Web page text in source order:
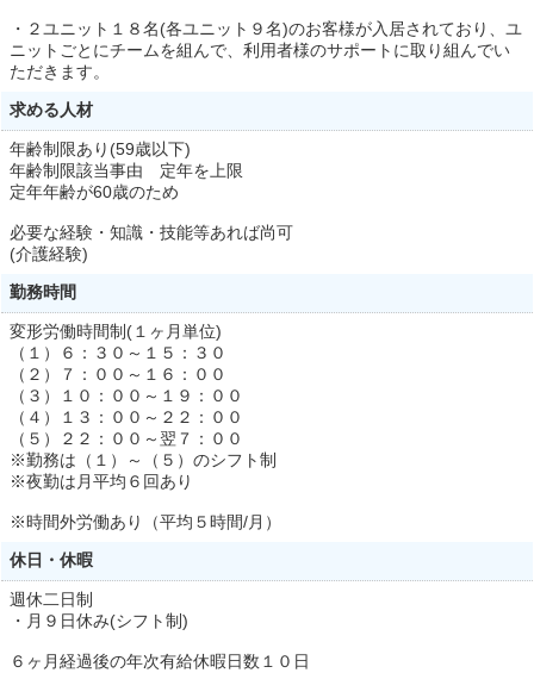
・２ユニット１８名(各ユニット９名)のお客様が入居されており、ユ
ニットごとにチームを組んで、利用者様のサポートに取り組んでい
ただきます。
求める人材
年齢制限あり(59歳以下)
年齢制限該当事由 定年を上限
定年年齢が60歳のため
必要な経験・知識・技能等あれば尚可
(介護経験)
勤務時間
変形労働時間制(１ヶ月単位)
（１）６：３０～１５：３０
（２）７：００～１６：００
（３）１０：００～１９：００
（４）１３：００～２２：００
（５）２２：００～翌７：００
※勤務は（１）～（５）のシフト制
※夜勤は月平均６回あり
※時間外労働あり（平均５時間/月）
休日・休暇
週休二日制
・月９日休み(シフト制)
６ヶ月経過後の年次有給休暇日数１０日